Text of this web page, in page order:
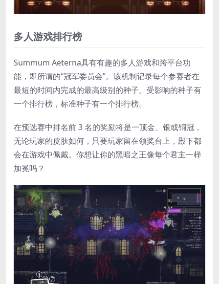
多人游戏排行榜
Summum Aeterna具有有趣的多人游戏和跨平台功
能，即所谓的“冠军委员会”。该机制记录每个参赛者在
最短的时间内完成的最高级别的种子。受影响的种子有
一个排行榜，标准种子有一个排行榜。
在预选赛中排名前 3 名的奖励将是一顶金、银或铜冠，
无论玩家的皮肤如何，只要玩家留在领奖台上，殿下都
会在游戏中佩戴。你想让你的黑暗之王像每个君主一样
加冕吗？